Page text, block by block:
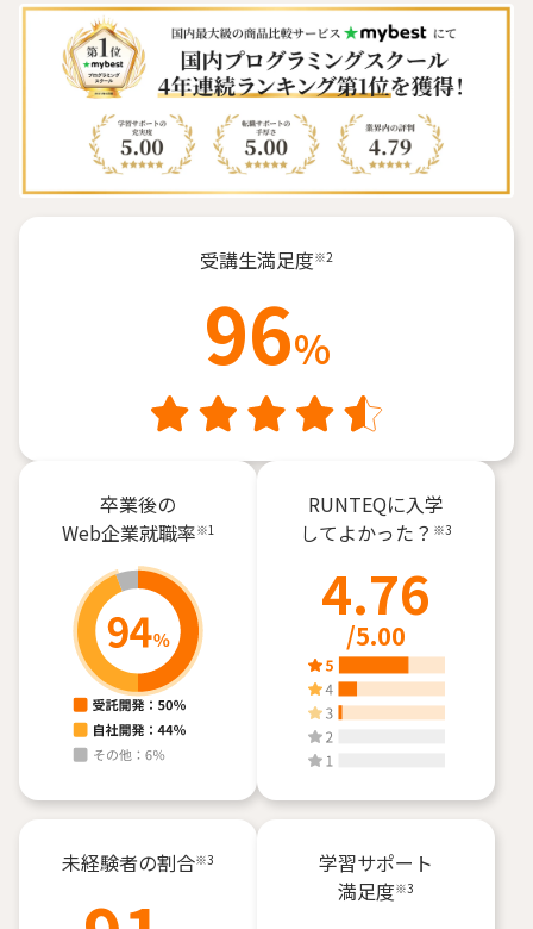
受講生満足度※2
96%
卒業後の
Web企業就職率※1
RUNTEQに入学
してよかった？ ※3
4.76
/5.00
未経験者の割合※3
学習サポート
満足度※3